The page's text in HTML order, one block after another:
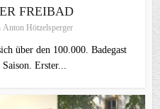
FREIBAD
Anton Hötzelsperger
über den 100.000. Badegast
Erster...